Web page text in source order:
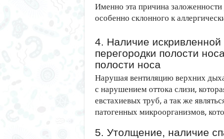
Именно эта причина
особенно склонного к
4. Наличие
перегородки полости
полости носа
Нарушая вентиляцию верхних
с нарушением оттока слизи,
евстахиевых труб, а так же
патогенных микроорганизмов,
5. Утолщение, наличие